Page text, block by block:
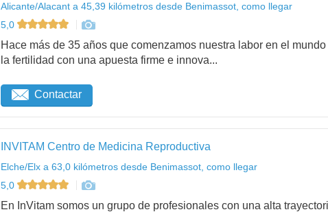
Alicante/Alacant a 45,39 kilómetros desde Benimassot, como llegar
5,0
Hace más de 35 años que comenzamos nuestra labor en el
la fertilidad con una apuesta firme e innova...
Contactar
INVITAM Centro de Medicina Reproductiva
Elche/Elx a 63,0 kilómetros desde Benimassot, como llegar
5,0
En InVitam somos un grupo de profesionales con una alta